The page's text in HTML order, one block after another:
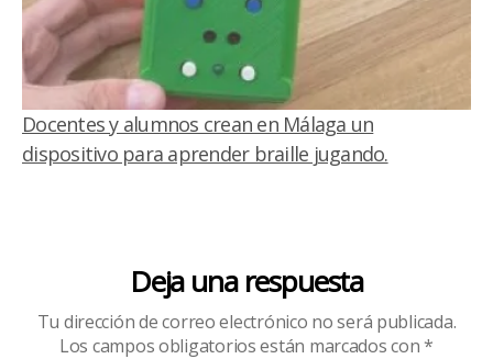
Docentes y alumnos crean en Málaga un
dispositivo para aprender braille jugando.
Deja una respuesta
Tu dirección de correo electrónico no será publicada.
Los campos obligatorios están marcados con*